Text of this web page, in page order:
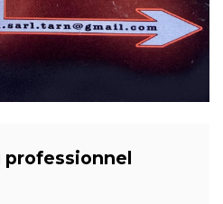
professionnel